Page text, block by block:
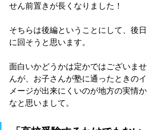
せん前置きが長くなりました！
そちらは後編ということにして、後日
に回そうと思います。
面白いかどうかは定かではございませ
んが、お子さんが塾に通ったときのイ
メージが出来にくいのが地方の実情か
なと思いまして。